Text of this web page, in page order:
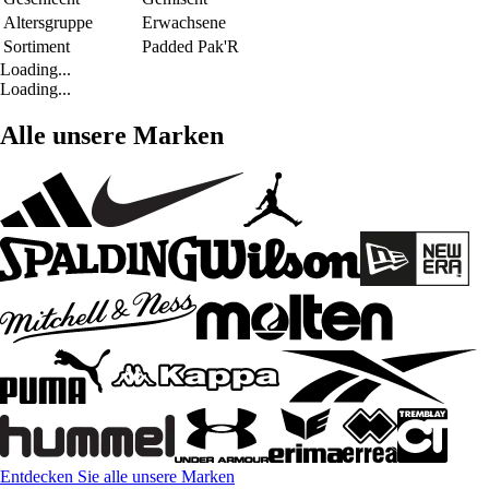
Altersgruppe
Erwachsene
Sortiment
Padded Pak'R
Loading...
Loading...
Alle unsere Marken
Entdecken Sie alle unsere Marken